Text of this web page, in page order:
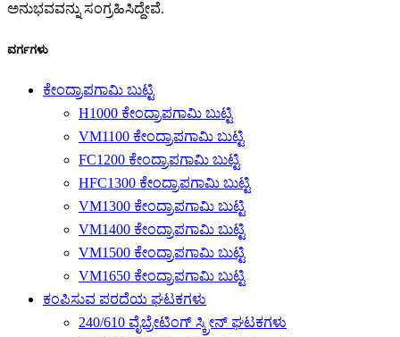
ಅನುಭವವನ್ನು ಸಂಗ್ರಹಿಸಿದ್ದೇವೆ.
ವರ್ಗಗಳು
ಕೇಂದ್ರಾಪಗಾಮಿ ಬುಟ್ಟಿ
H1000 ಕೇಂದ್ರಾಪಗಾಮಿ ಬುಟ್ಟಿ
VM1100 ಕೇಂದ್ರಾಪಗಾಮಿ ಬುಟ್ಟಿ
FC1200 ಕೇಂದ್ರಾಪಗಾಮಿ ಬುಟ್ಟಿ
HFC1300 ಕೇಂದ್ರಾಪಗಾಮಿ ಬುಟ್ಟಿ
VM1300 ಕೇಂದ್ರಾಪಗಾಮಿ ಬುಟ್ಟಿ
VM1400 ಕೇಂದ್ರಾಪಗಾಮಿ ಬುಟ್ಟಿ
VM1500 ಕೇಂದ್ರಾಪಗಾಮಿ ಬುಟ್ಟಿ
VM1650 ಕೇಂದ್ರಾಪಗಾಮಿ ಬುಟ್ಟಿ
ಕಂಪಿಸುವ ಪರದೆಯ ಘಟಕಗಳು
240/610 ವೈಬ್ರೇಟಿಂಗ್ ಸ್ಕ್ರೀನ್ ಘಟಕಗಳು